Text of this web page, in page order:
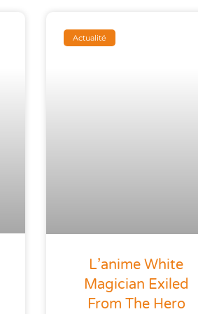
Actualité
L’anime White
Magician Exiled
From The Hero